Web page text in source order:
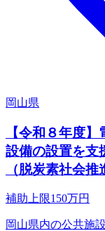
岡山県
【令和８年度
設備の設置を支
（脱炭素社会推
補助上限150万円
岡山県内の公共施